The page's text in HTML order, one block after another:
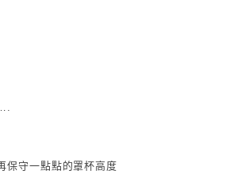
保守一點點的罩杯高度